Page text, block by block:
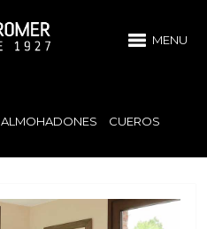
MENU
ALMOHADONES
CUEROS